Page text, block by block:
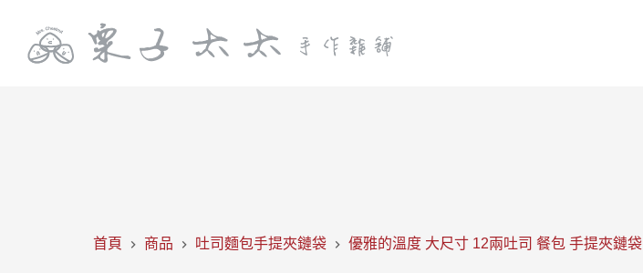
首頁 商品 吐司麵包手提夾鏈袋 優雅的溫度 大尺寸 12兩吐司 餐包 手提夾鏈袋